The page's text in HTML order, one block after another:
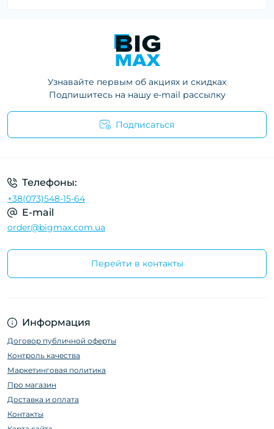
Узнавайте первым об акциях и скидках
Подпишитесь на нашу e-mail рассылку
Подписаться
Телефоны:
+38(073)548-15-64
E-mail
order@bigmax.com.ua
Перейти в контакты
Информация
Договор публичной оферты
Контроль качества
Маркетинговая политика
Про магазин
Доставка и оплата
Контакты